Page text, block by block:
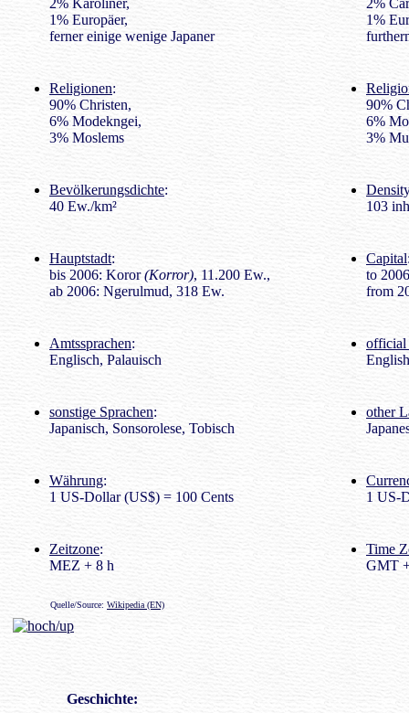
2% Karoliner,
1% Europäer,
ferner einige wenige Japaner
2%
1%
Religionen:
90% Christen,
6% Modekngei,
3% Moslems
90%
6%
3%
Bevölkerungsdichte:
40 Ew./km²
103
Hauptstadt:
bis 2006: Koror(Korror), 11.200 Ew.,
ab 2006: Ngerulmud, 318 Ew.
Capital
to
from
Amtssprachen:
Englisch, Palauisch
official
sonstige Sprachen:
Japanisch, Sonsorolese, Tobisch
other
Währung:
1 US-Dollar (US$) = 100 Cents
1 US-
Zeitzone:
MEZ + 8 h
Time
GMT
Quelle/Source: Wikipedia (EN)
Geschichte: